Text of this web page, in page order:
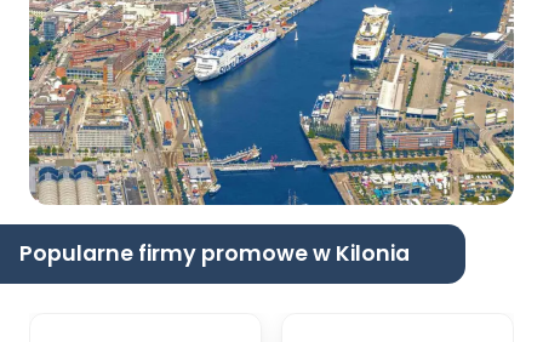
Popularne firmy promowe w Kilonia